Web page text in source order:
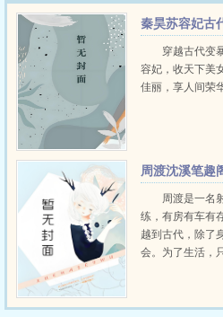
秦昊苏容妃古
强昏君最新章
穿越古代变
容妃，收天下美
佳丽，享人间荣
周渡沈溪笔趣
文免费阅读
周渡是一名
练，有房有车有
越到古代，除了
会。为了生活，
只野兔，不会做